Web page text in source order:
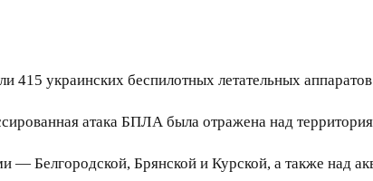
украинских беспилотных летательных
атака БПЛА была отражена над
Белгородской, Брянской и Курской, а также над